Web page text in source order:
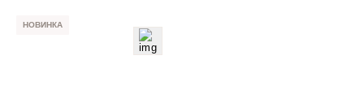
НОВИНКА